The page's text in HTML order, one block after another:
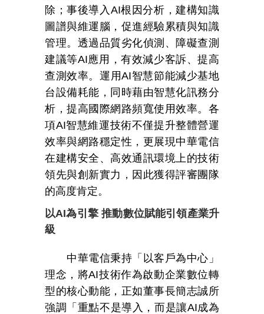
除；事後導入 AI根因分析，建構知識
圖譜與維運腦，促進經驗累積與知識
管理。透過品質劣化偵測、障礙查測
建議等AI應用，有效減少客訴、提高
查測效率。 運用AI智慧節能減少基地
台設備耗能，同時藉由智慧化訊務分
析，提高國際網路頻寬使用效率。各
項AI智慧維運技術不僅提升整體營運
效率與網路穩定性，更展現中華電信
在建構安全、高效通訊環境上的技術
領先與創新實力，因此獲得評審團隊
的高度肯定。
以AI為引擎 推動數位賦能引領產業升
級
中華電信秉持「以客戶為中心」
理念，將AI技術作為啟動企業數位轉
型的核心動能，正如董事長簡志誠所
強調「重點不是導入，而是讓AI成為